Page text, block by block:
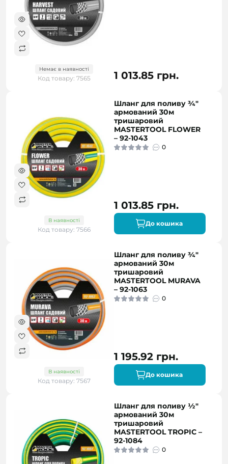
Немає в наявності
Код товару: 7565 1 013.85 грн.
В наявності
Код товару: 7566
Шланг для поливу ¾"
армований 30м
тришаровий
MASTERTOOL FLOWER
– 92-1043
0
1 013.85 грн.
До кошика
В наявності
Код товару: 7567
Шланг для поливу ¾"
армований 30м
тришаровий
MASTERTOOL MURAVA
– 92-1063
0
1 195.92 грн.
До кошика
Шланг для поливу ½"
армований 30м
тришаровий
MASTERTOOL TROPIC –
92-1084
0